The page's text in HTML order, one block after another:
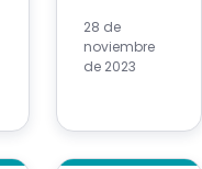
28 de
noviembre
de 2023